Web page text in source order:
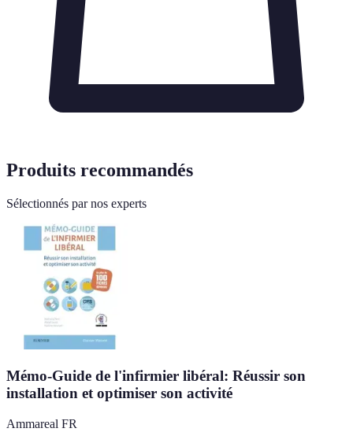
Produits recommandés
Sélectionnés par nos experts
Mémo-Guide de l'infirmier libéral: Réussir son
installation et optimiser son activité
Ammareal FR